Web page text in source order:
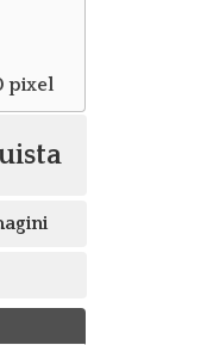
pixel